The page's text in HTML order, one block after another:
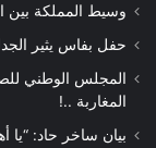
وسيط المملكة بين
حفل بفاس يثير
المجلس الوطني
المغاربة ..!
بيان ساخر حاد: “يا